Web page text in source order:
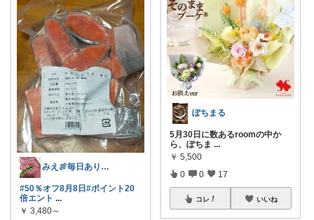
みえ🍖毎日ありがとう🐟️
#50％オフ8月8日#ポイント20
倍エント ...
￥ 3,480～
ぽちまる
5月30日に数あるroomの中か
ら、ぽちま ...
￥ 5,500
0 0 17
コレ いいね